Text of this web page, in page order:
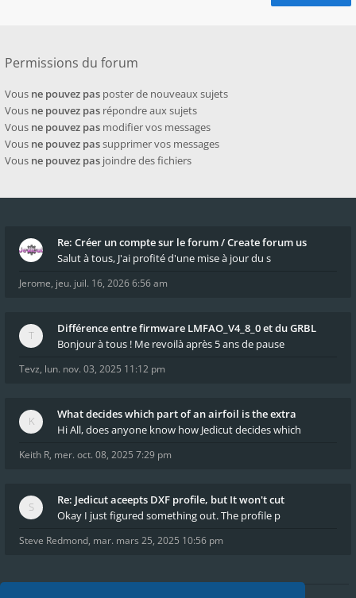
Permissions du forum
Vous ne pouvez pas poster de nouveaux sujets
Vous ne pouvez pas répondre aux sujets
Vous ne pouvez pas modifier vos messages
Vous ne pouvez passupprimer vos messages
Vous ne pouvez pas joindre des fichiers
Re: Créer un compte sur le forum / Create forum us
Salut à tous, J'ai profité d'une mise à jour du s
Jerome, jeu. juil. 16, 2026 6:56 am
Différence entre firmware LMFAO_V4_8_0 et du GRBL
Bonjour à tous ! Me revoilà après 5 ans de pause
Tevz, lun. nov. 03, 2025 11:12 pm
What decides which part of an airfoil is the extra
Hi All, does anyone know how Jedicut decides which
Keith R, mer. oct. 08, 2025 7:29 pm
Re: Jedicut aceepts DXF profile, but It won't cut
Okay I just figured something out. The profile p
Steve Redmond, mar. mars 25, 2025 10:56 pm